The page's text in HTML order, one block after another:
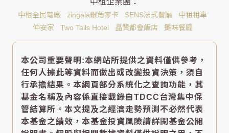
中租全民電廠 zingala銀角零卡 SENS法式餐廳
中租租車
仲安家
Two Tails Hotel 晶贊都會飯店 攤味餐廳
本公司重要聲明:本網站所提供之資料僅供參考，
任何人據此等資料而做出或改變投資決策，須自
行承擔結果。本網頁部分系統化之查詢功能，其
基金名稱及內容係直接載錄自TDCC台灣集中保
管結算所。本文提及之經濟走勢預測不必然代表
本基金之績效，本基金投資風險請詳閱基金公開